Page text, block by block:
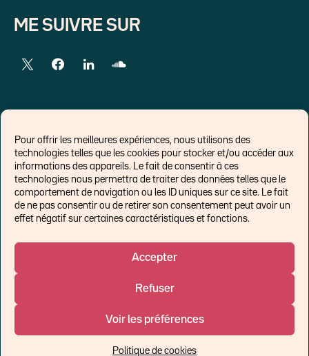
Pour offrir les meilleures expériences, nous utilisons des
technologies telles que les cookies pour stocker et/ou accéder aux
informations des appareils. Le fait de consentir à ces
technologies nous permettra de traiter des données telles que le
comportement de navigation ou les ID uniques sur ce site. Le fait
de ne pas consentir ou de retirer son consentement peut avoir un
effet négatif sur certaines caractéristiques et fonctions.
Accepter
Refuser
Voir les préférences
Politique de cookies
ME SUIVRE SUR
LIENS EXTERNES
Chroniques pour Forbes
Economistes
Think tank
Politique de cookies (UE)
Un affilié de :